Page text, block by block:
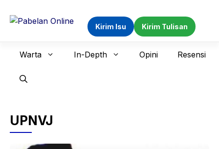
Kirim Isu Kirim Tulisan
Warta In-Depth Opini Resensi
UPNVJ